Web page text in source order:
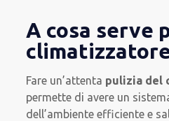
A cosa serve
Fare un’attenta pulizia del
permette di avere un
dell’ambiente efficiente e